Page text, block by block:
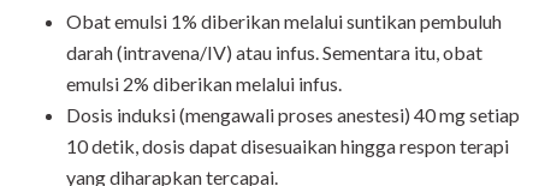
Obat emulsi 1% diberikan melalui suntikan pembuluh
darah (intravena/IV) atau infus. Sementara itu, obat
emulsi 2% diberikan melalui infus.
Dosis induksi (mengawali proses anestesi) 40 mg setiap
10 detik, dosis dapat disesuaikan hingga respon terapi
yang diharapkan tercapai.